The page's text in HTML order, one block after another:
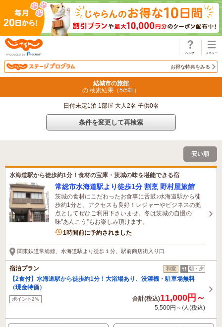
お得な特典をみる
結城市の旅館
の 検索結果（5/5軒）
日付未定1泊 1部屋 大人2名 子供0名
条件を変更して再検索
安い順
水海道駅から徒歩約1分！食材の宝庫・茨城の味を堪能できる宿
常総市水海道駅より徒歩1分 割烹 野村屋旅館
茨城の食材にこだわったお食事に舌鼓♪水海道駅から徒
歩約1分と、アクセスも良好！レジャーやビジネスの拠
点としてぜひご利用下さいませ。冬は茨城の自慢の
味”あんこう”もお楽しみ頂けます。
1時間前に予約されました
関東鉄道常総線、水海道駅より徒歩１分。駅前商店街入り口
宿泊プラン 和室 朝・夕
【2食付】水海道駅から徒歩約1分！大浴場あり、洗濯機・駐車場無料
（現金特価）
ポイント2% 合計(税込)11,000円～
5,500円～/人(税込)